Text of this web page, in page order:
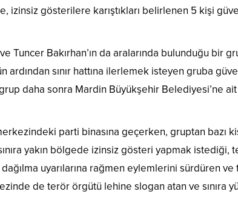
izinsiz gösterilere karıştıkları belirlenen 5 kişi
Tuncer Bakırhan’ın da aralarında bulunduğu bir
ardından sınır hattına ilerlemek isteyen gruba
daha sonra Mardin Büyükşehir Belediyesi’ne
parti binasına geçerken, gruptan bazı
yakın bölgede izinsiz gösteri yapmak istediği,
uyarılarına rağmen eylemlerini sürdüren ve
de terör örgütü lehine slogan atan ve sınıra